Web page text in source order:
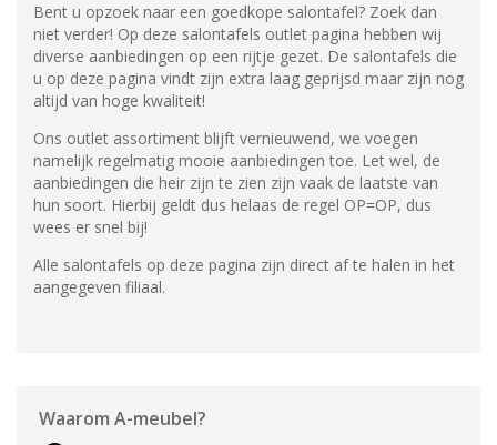
Bent u opzoek naar een goedkope salontafel? Zoek dan
niet verder! Op deze salontafels outlet pagina hebben wij
diverse aanbiedingen op een rijtje gezet. De salontafels die
u op deze pagina vindt zijn extra laag geprijsd maar zijn nog
altijd van hoge kwaliteit!
Ons outlet assortiment blijft vernieuwend, we voegen
namelijk regelmatig mooie aanbiedingen toe. Let wel, de
aanbiedingen die heir zijn te zien zijn vaak de laatste van
hun soort. Hierbij geldt dus helaas de regel OP=OP, dus
wees er snel bij!
Alle salontafels op deze pagina zijn direct af te halen in het
aangegeven filiaal.
Waarom A-meubel?